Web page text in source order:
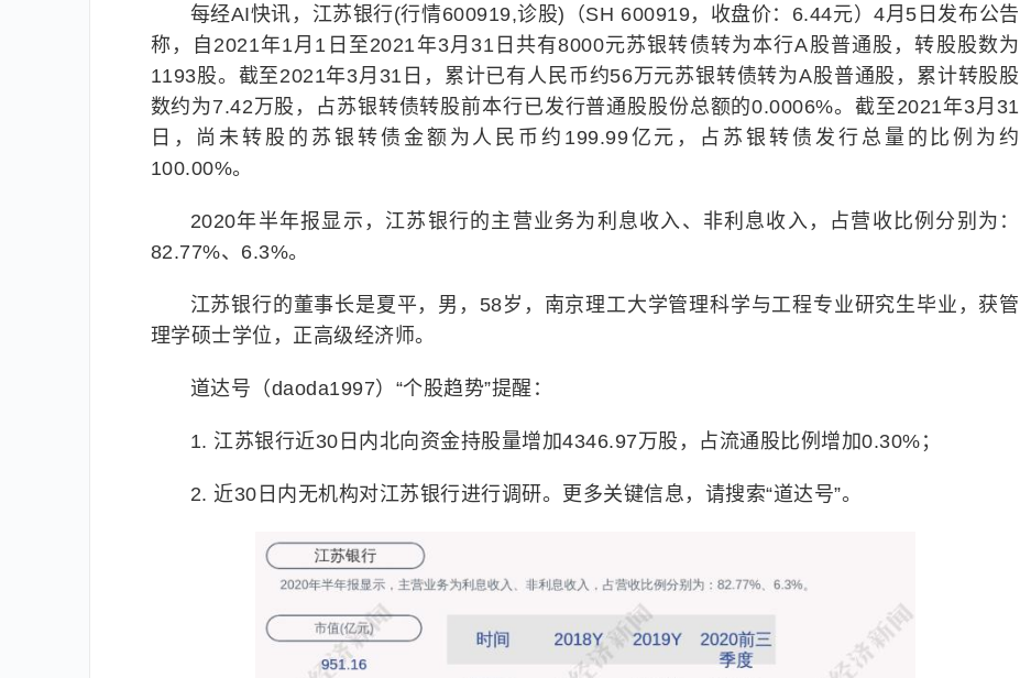
每经AI快讯，江苏银行(行情600919,诊股)（SH 600919，收盘价：6.44元）4月5日发布公告
称，自2021年1月1日至2021年3月31日共有8000元苏银转债转为本行A股普通股，转股股数为
1193股。截至2021年3月31日，累计已有人民币约56万元苏银转债转为A股普通股，累计转股股
数约为7.42万股，占苏银转债转股前本行已发行普通股股份总额的0.0006%。截至2021年3月31
日，尚未转股的苏银转债金额为人民币约199.99亿元，占苏银转债发行总量的比例为约
100.00%。
2020年半年报显示，江苏银行的主营业务为利息收入、非利息收入，占营收比例分别为：
82.77%、6.3%。
江苏银行的董事长是夏平，男，58岁，南京理工大学管理科学与工程专业研究生毕业，获管
理学硕士学位，正高级经济师。
道达号（daoda1997）“个股趋势”提醒：
1. 江苏银行近30日内北向资金持股量增加4346.97万股，占流通股比例增加0.30%；
2. 近30日内无机构对江苏银行进行调研。更多关键信息，请搜索“道达号”。